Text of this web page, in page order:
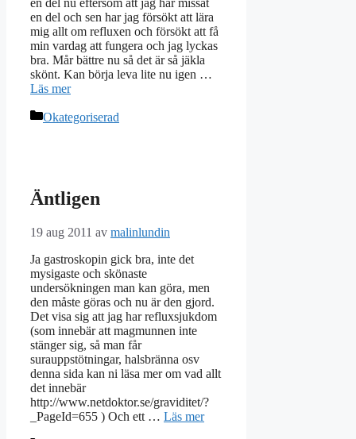
en del nu eftersom att jag har missat
en del och sen har jag försökt att lära
mig allt om refluxen och försökt att få
min vardag att fungera och jag lyckas
bra. Mår bättre nu så det är så jäkla
skönt. Kan börja leva lite nu igen …
Läs mer
Kategorier
Okategoriserad
Äntligen
19 aug 2011 av malinlundin
Ja gastroskopin gick bra, inte det
mysigaste och skönaste
undersökningen man kan göra, men
den måste göras och nu är den gjord.
Det visa sig att jag har refluxsjukdom
(som innebär att magmunnen inte
stänger sig, så man får
surauppstötningar, halsbränna osv
denna sida kan ni läsa mer om vad allt
det innebär
http://www.netdoktor.se/graviditet/?
_PageId=655 ) Och ett … Läs mer